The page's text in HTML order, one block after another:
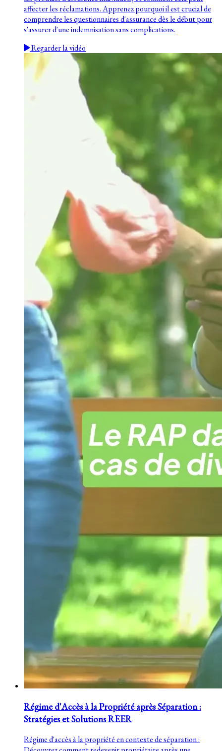
affecter les réclamations. Apprenez pourquoi il est crucial de
comprendre les questionnaires d'assurance dès le début pour
s'assurer d'une indemnisation sans complications.
Regarder la vidéo
Régime d'Accès à la Propriété après Séparation :
Stratégies et Solutions REER
Régime d'accès à la propriété en contexte de séparation :